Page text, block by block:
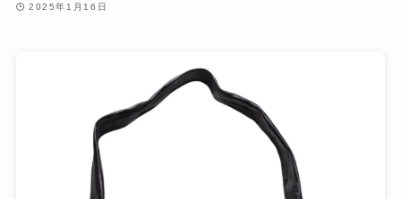
2025年1月16日